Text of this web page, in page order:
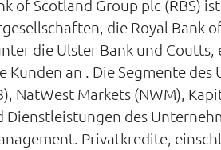
of Scotland Group plc (RBS)
die Royal Bank
die Ulster Bank und
an . Die Segmente des
NatWest Markets (NWM),
Dienstleistungen des
Privatkredite,